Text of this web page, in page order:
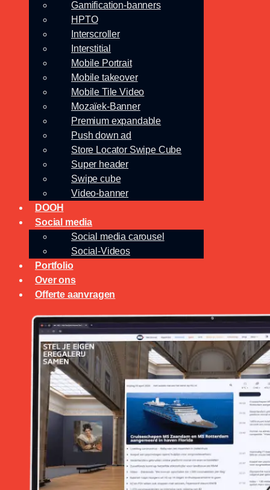
Gamification-banners
HPTO
Interscroller
Interstitial
Mobile Portrait
Mobile takeover
Mobile Tile Video
Mozaïek-Banner
Premium expandable
Push down ad
Store Locator Swipe Cube
Super header
Swipe cube
Video-banner
DOOH
Social media
Social media carousel
Social-Videos
Portfolio
Over ons
Offerte aanvragen